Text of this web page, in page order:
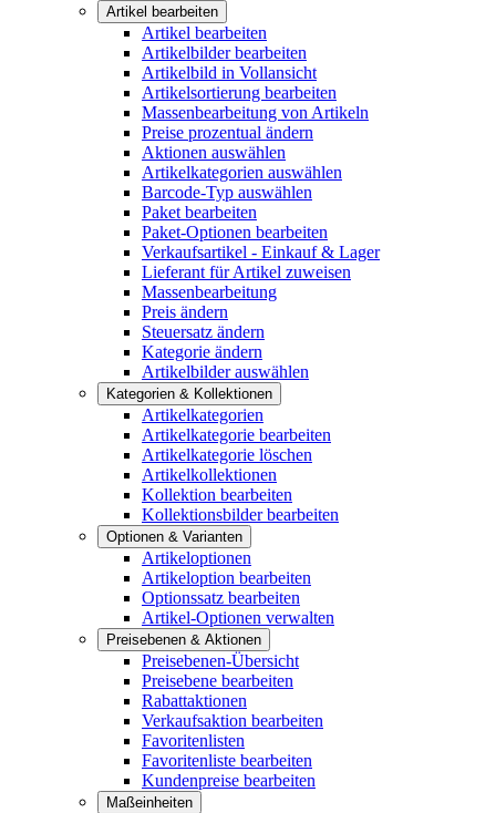
Artikel bearbeiten
Artikel bearbeiten
Artikelbilder bearbeiten
Artikelbild in Vollansicht
Artikelsortierung bearbeiten
Massenbearbeitung von Artikeln
Preise prozentual ändern
Aktionen auswählen
Artikelkategorien auswählen
Barcode-Typ auswählen
Paket bearbeiten
Paket-Optionen bearbeiten
Verkaufsartikel - Einkauf & Lager
Lieferant für Artikel zuweisen
Massenbearbeitung
Preis ändern
Steuersatz ändern
Kategorie ändern
Artikelbilder auswählen
Kategorien & Kollektionen
Artikelkategorien
Artikelkategorie bearbeiten
Artikelkategorie löschen
Artikelkollektionen
Kollektion bearbeiten
Kollektionsbilder bearbeiten
Optionen & Varianten
Artikeloptionen
Artikeloption bearbeiten
Optionssatz bearbeiten
Artikel-Optionen verwalten
Preisebenen & Aktionen
Preisebenen-Übersicht
Preisebene bearbeiten
Rabattaktionen
Verkaufsaktion bearbeiten
Favoritenlisten
Favoritenliste bearbeiten
Kundenpreise bearbeiten
Maßeinheiten